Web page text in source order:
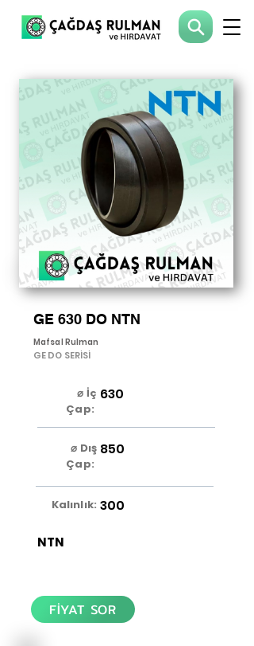
GE 630 DO NTN
Mafsal Rulman
GE DO SERİSİ
⌀ İç
Çap:
630
⌀ Dış
Çap:
850
Kalınlık: 300
NTN
FİYAT SOR